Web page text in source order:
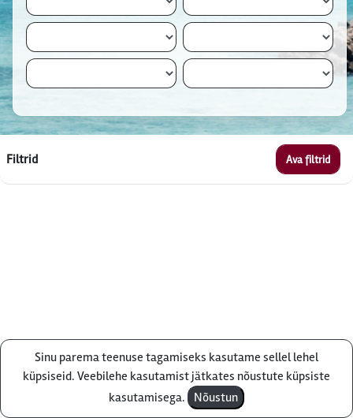
Filtrid Ava filtrid
Küsi pakkumist
Sinu parema teenuse tagamiseks kasutame sellel lehel
küpsiseid. Veebilehe kasutamist jätkates nõustute küpsiste
kasutamisega.
Nõustun